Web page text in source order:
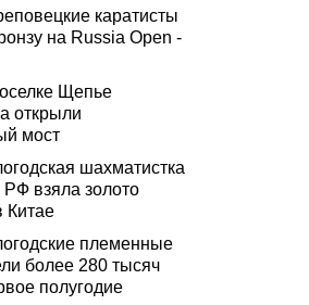
каратисты
на Russia Open -
Щепье
открыли
мост
шахматистка
РФ взяла золото
Китае
племенные
более 280 тысяч
полугодие